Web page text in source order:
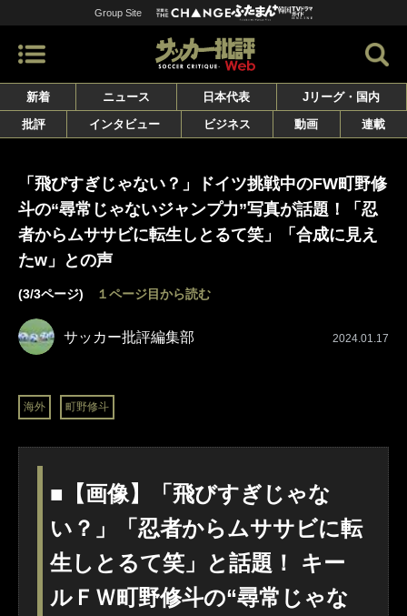
Group Site
新着 ニュース 日本代表
Jリーグ・国内
批評
インタビュー ビジネス 動画 連載
「飛びすぎじゃない？」ドイツ挑戦中のFW町野修
斗の“尋常じゃないジャンプ力”写真が話題！「忍
者からムササビに転生しとるて笑」「合成に見え
たw」との声
(3/3ページ) １ページ目から読む
サッカー批評編集部 2024.01.17
海外 町野修斗
■【画像】「飛びすぎじゃな
い？」「忍者からムササビに転
生しとるて笑」と話題！ キー
ルＦＷ町野修斗の“尋常じゃな